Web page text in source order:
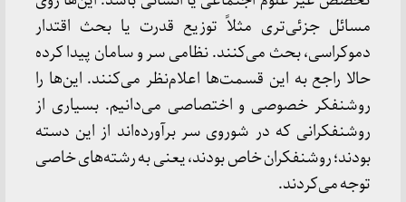
مسائل جزئی‌تری مثلاً توزیع قدرت یا بحث اقتدار
دموکراسی، بحث می‌کنند. نظامی سر و سامان پیدا کرده
حالا راجع به این قسمت‌ها اعلام‌نظر می‌کنند. این‌ها را
روشنفکر خصوصی و اختصاصی می‌دانیم. بسیاری از
روشنفکرانی که در شوروی سر برآورده‌اند از این دسته
بودند؛ روشنفکران خاص بودند، یعنی به رشته‌های خاصی
توجه می‌کردند.